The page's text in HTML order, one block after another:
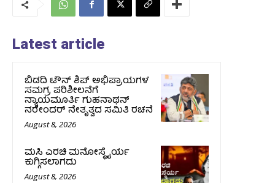
Latest article
ಬಿಡದಿ ಟೌನ್ ಶಿಪ್ ಅಭಿಪ್ರಾಯಗಳ
ಸಮಗ್ರ ಪರಿಶೀಲನೆಗೆ
ನ್ಯಾಯಮೂರ್ತಿ ಗುಹನಾಥನ್
ನರೇಂದರ್ ನೇತೃತ್ವದ ಸಮಿತಿ ರಚನೆ
August 8, 2026
ಮಸಿ ಎರಚಿ ಮನೋಸ್ಥೈರ್ಯ
ಕುಗ್ಗಿಸಲಾಗದು
August 8, 2026